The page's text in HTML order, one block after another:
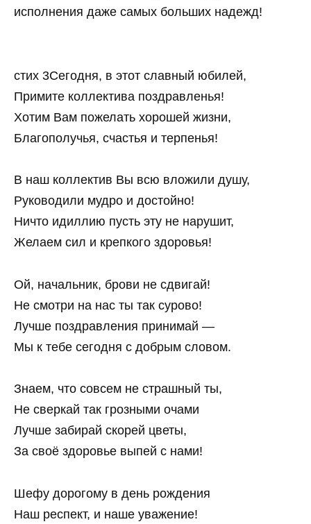
исполнения даже самых больших надежд!
стих 3Сегодня, в этот славный юбилей,
Примите коллектива поздравленья!
Хотим Вам пожелать хорошей жизни,
Благополучья, счастья и терпенья!
В наш коллектив Вы всю вложили душу,
Руководили мудро и достойно!
Ничто идиллию пусть эту не нарушит,
Желаем сил и крепкого здоровья!
Ой, начальник, брови не сдвигай!
Не смотри на нас ты так сурово!
Лучше поздравления принимай —
Мы к тебе сегодня с добрым словом.
Знаем, что совсем не страшный ты,
Не сверкай так грозными очами
Лучше забирай скорей цветы,
За своё здоровье выпей с нами!
Шефу дорогому в день рождения
Наш респект, и наше уважение!